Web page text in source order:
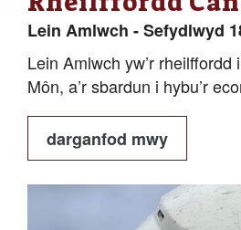
Lein Amlwch - Sefydlwyd
Lein Amlwch yw’r rheilffordd
Môn, a’r sbardun i hybu’r
darganfod mwy